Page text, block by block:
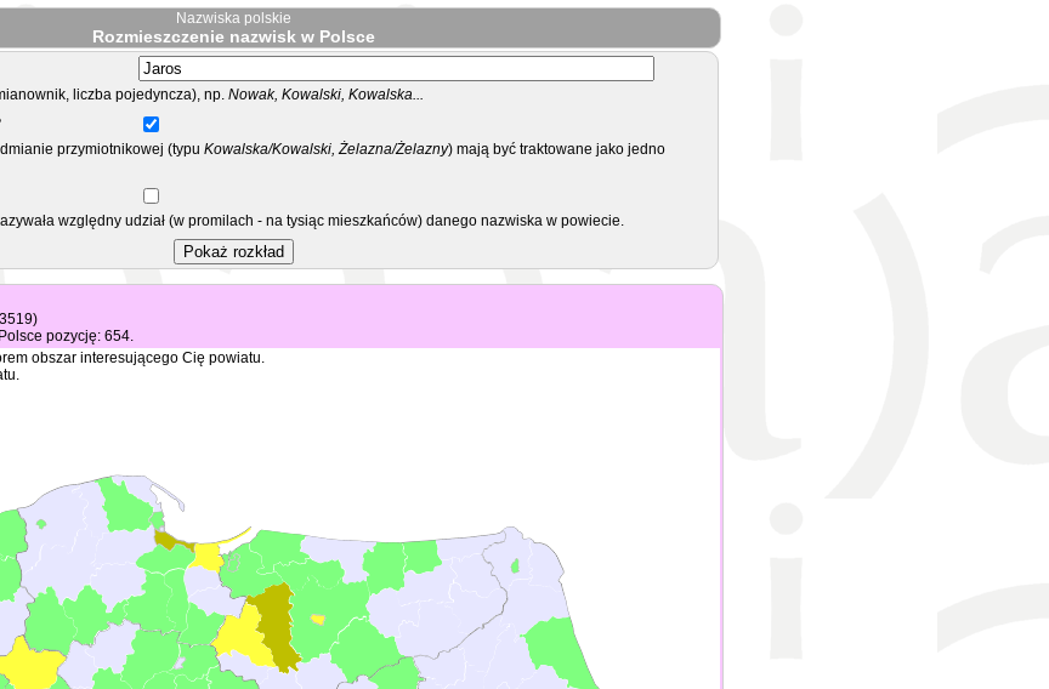
Nazwiska polskie
Rozmieszczenie nazwisk w Polsce
liczba pojedyncza), np. Nowak, Kowalski, Kowalska...
przymiotnikowej (typu Kowalska/Kowalski, Żelazna/Żelazny) mają być traktowane jako jedno
względny udział (w promilach - na tysiąc mieszkańców) danego nazwiska w powiecie.
pozycję: 654.
obszar interesującego Cię powiatu.